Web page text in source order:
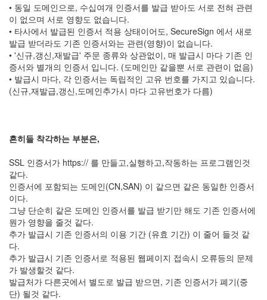
• 동일 도메인으로, 수십여개 인증서를 발급 받아도 서로 전혀 관련
이 없으며 서로 영향도 없습니다.
• 타사에서 발급된 인증서 적용 상태이어도, SecureSign 에서 새로
발급 받더라도 기존 인증서와는 관련(영향)이 없습니다.
• '신규,갱신,재발급' 주문 종류와 상관없이, 매 발급시 마다 기존 인
증서와 별개의 인증서 입니다. (도메인만 같을뿐 서로 관련이 없음)
• 발급시 마다, 각 인증서는 독립적인 고유 번호를 가지고 있습니다.
(신규,재발급,갱신,도메인추가시 마다 고유번호가 다름)
흔히들 착각하는 부분은,
SSL 인증서가 https:// 를 만들고,실행하고,작동하는 프로그램인것
같다.
인증서에 포함되는 도메인(CN,SAN) 이 같으면 같은 동일한 인증서
이다.
그냥 단순히 같은 도메인 인증서를 발급 받기만 해도 기존 인증서에
뭔가 영향을 줄것 같다.
추가 발급시 기존 인증서의 이용 기간 (유효 기간) 이 줄어 들것 같
다.
추가 발급시 기존 인증서로 적용된 웹페이지 접속시 오류등의 문제
가 발생할것 같다.
발급처가 다른곳에서 별도로 발급 받으면, 기존 인증서가 폐기(중
단) 될것 같다.